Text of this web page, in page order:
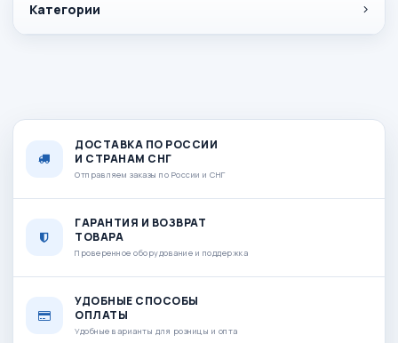
Категории
ДОСТАВКА ПО РОССИИ
И СТРАНАМ СНГ
Отправляем заказы по России и СНГ
ГАРАНТИЯ И ВОЗВРАТ
ТОВАРА
Проверенное оборудование и поддержка
УДОБНЫЕ СПОСОБЫ
ОПЛАТЫ
Удобные варианты для розницы и опта